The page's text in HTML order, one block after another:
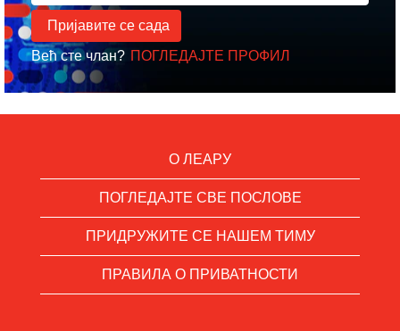
Већ сте члан? ПОГЛЕДАЈТЕ ПРОФИЛ
О ЛЕАРУ
ПОГЛЕДАЈТЕ СВЕ ПОСЛОВЕ
ПРИДРУЖИТЕ СЕ НАШЕМ ТИМУ
ПРАВИЛА О ПРИВАТНОСТИ